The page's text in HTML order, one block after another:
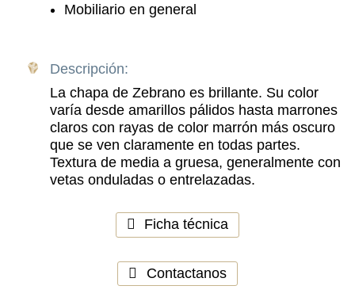
Mobiliario en general
Descripción:
La chapa de Zebrano es brillante. Su color
varía desde amarillos pálidos hasta marrones
claros con rayas de color marrón más oscuro
que se ven claramente en todas partes.
Textura de media a gruesa, generalmente con
vetas onduladas o entrelazadas.
Ficha técnica
Contactanos